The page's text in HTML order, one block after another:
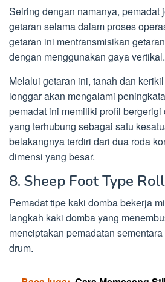
Seiring dengan namanya, pemadat
getaran selama dalam proses
getaran ini mentransmisikan
dengan menggunakan gaya vertikal.
Melalui getaran ini, tanah dan
longgar akan mengalami
pemadat ini memiliki profil
yang terhubung sebagai satu
belakangnya terdiri dari dua roda
dimensi yang besar.
8. Sheep Foot Type
Pemadat tipe kaki domba bekerja
langkah kaki domba yang
menciptakan pemadatan
drum.